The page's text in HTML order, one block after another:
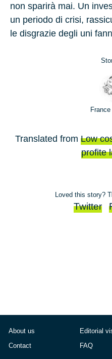
non sparirà mai. Un
un periodo di crisi,
le disgrazie degli uni
Translated from Low
profite
Loved this story?
Twitter
About us
Contact
Editorial
FAQ